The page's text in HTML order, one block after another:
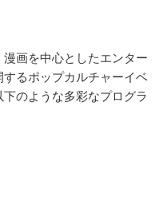
漫画を中心としたエンター
るポップカルチャーイベ
のような多彩なプログラ